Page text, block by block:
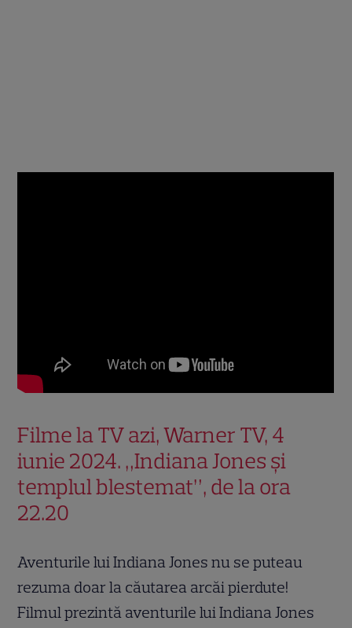
Filme la TV azi, Warner TV, 4
iunie 2024. „Indiana Jones și
templul blestemat”, de la ora
22.20
Aventurile lui Indiana Jones nu se puteau
rezuma doar la căutarea arcăi pierdute!
Filmul prezintă aventurile lui Indiana Jones